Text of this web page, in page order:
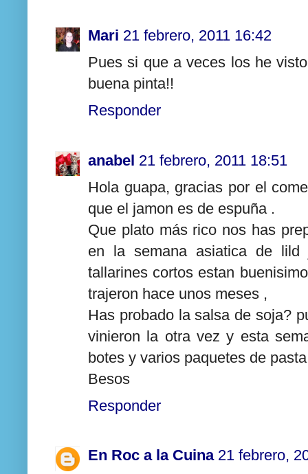
Mari 21 febrero, 2011 16:42
Pues si que a veces los he
buena pinta!!
Responder
anabel 21 febrero, 2011 18:51
Hola guapa, gracias por el
que el jamon es de espuña .
Que plato más rico nos has
en la semana asiatica de
tallarines cortos estan
trajeron hace unos meses ,
Has probado la salsa de soja?
vinieron la otra vez y esta
botes y varios paquetes de
Besos
Responder
En Roc a la Cuina 21 febrero,